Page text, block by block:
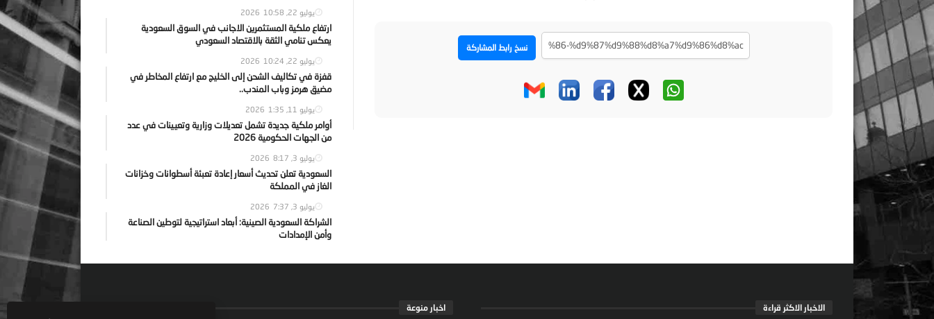
نسخ رابط المشاركة
يوليو 22, 2026 10:58
ارتفاع ملكية المستثمرين الاجانب في السوق السعودية
يعكس تنامي الثقة بالاقتصاد السعودي
يوليو 22, 2026 10:24
قفزة في تكاليف الشحن إلى الخليج مع ارتفاع المخاطر في
مضيق هرمز وباب المندب..
يوليو 11, 2026 1:35
أوامر ملكية جديدة تشمل تعديلات وزارية وتعيينات في عدد
من الجهات الحكومية 2026
يوليو 3, 2026 8:17
السعودية تعلن تحديث أسعار إعادة تعبئة أسطوانات وخزانات
الغاز في المملكة
يوليو 3, 2026 7:37
الشراكة السعودية الصينية: أبعاد استراتيجية لتوطين الصناعة
وأمن الإمدادات
الاخبار الاكثر قراءة اخبار منوعة